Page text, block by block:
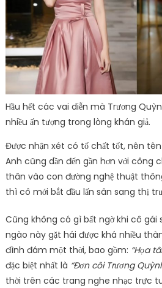
Hầu hết các vai diễn mà Trương
nhiều ấn tượng trong lòng khán giả.
Được nhận xét có tố chất tốt, nên
Anh cũng dần đến gần hơn với công
thân vào con đường nghệ thuật
thì cô mới bắt đầu lấn sân sang thị
Cũng không có gì bất ngờ khi cô gái
ngào này gặt hái được khá nhiều
đình đám một thời, bao gồm: “Họa
đặc biệt nhất là “Đơn côi Trương
thời trên các trang nghe nhạc trực